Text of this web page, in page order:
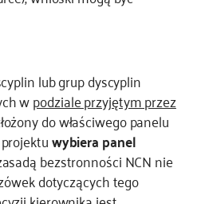
lub grup dyscyplin
wpodziale przyjętym przez
do właściwego panelu
wybiera panel
bezstronności NCN nie
dotyczących tego